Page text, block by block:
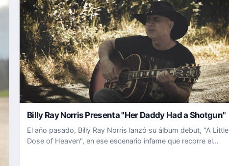
Billy Ray Norris Presenta "Her Daddy Had a Shotgun"
El año pasado, Billy Ray Norris lanzó su álbum debut, "A Little
Dose of Heaven", en ese escenario infame que recorre el